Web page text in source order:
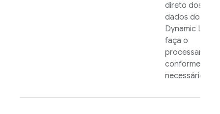
direto dos
dados do
Dynamic Link
faça o
conforme
necessário.